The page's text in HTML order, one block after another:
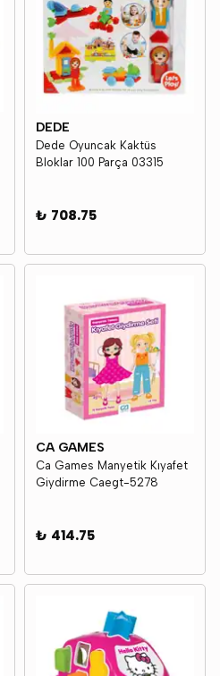
DEDE
Dede Oyuncak Kaktüs
Bloklar 100 Parça 03315
₺ 708.75
CA GAMES
Ca Games Manyetik Kıyafet
Giydirme Caegt-5278
₺ 414.75